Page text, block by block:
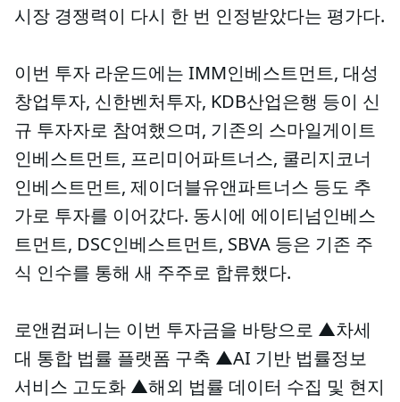
시장 경쟁력이 다시 한 번 인정받았다는 평가다.
이번 투자 라운드에는 IMM인베스트먼트, 대성
창업투자, 신한벤처투자, KDB산업은행 등이 신
규 투자자로 참여했으며, 기존의 스마일게이트
인베스트먼트, 프리미어파트너스, 쿨리지코너
인베스트먼트, 제이더블유앤파트너스 등도 추
가로 투자를 이어갔다. 동시에 에이티넘인베스
트먼트, DSC인베스트먼트, SBVA 등은 기존 주
식 인수를 통해 새 주주로 합류했다.
로앤컴퍼니는 이번 투자금을 바탕으로 ▲차세
대 통합 법률 플랫폼 구축 ▲AI 기반 법률정보
서비스 고도화 ▲해외 법률 데이터 수집 및 현지